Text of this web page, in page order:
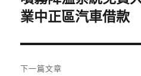
導
覽
一
文
章:
業中正區汽車借款
下一篇文章